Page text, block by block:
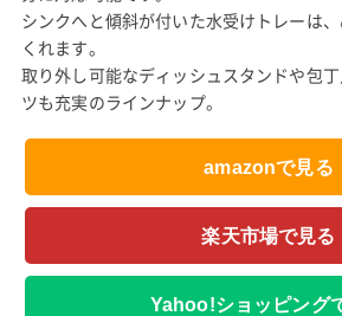
シンクへと傾斜が付いた水受けトレーは
くれます。
取り外し可能なディッシュスタンドや包
ツも充実のラインナップ。
amazonで見る
楽天市場で見る
Yahoo!ショッピング